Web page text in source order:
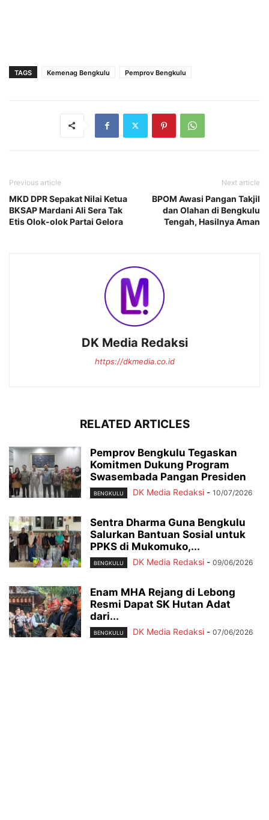
TAGS Kemenag Bengkulu Pemprov Bengkulu
Previous article
MKD DPR Sepakat Nilai Ketua
BKSAP Mardani Ali Sera Tak
Etis Olok-olok Partai Gelora
Next article
BPOM Awasi Pangan Takjil
dan Olahan di Bengkulu
Tengah, Hasilnya Aman
DK Media Redaksi
https://dkmedia.co.id
RELATED ARTICLES
Pemprov Bengkulu Tegaskan
Komitmen Dukung Program
Swasembada Pangan Presiden
BENGKULU DK Media Redaksi - 10/07/2026
Sentra Dharma Guna Bengkulu
Salurkan Bantuan Sosial untuk
PPKS di Mukomuko,...
BENGKULU DK Media Redaksi - 09/06/2026
Enam MHA Rejang di Lebong
Resmi Dapat SK Hutan Adat
dari...
BENGKULU DK Media Redaksi - 07/06/2026